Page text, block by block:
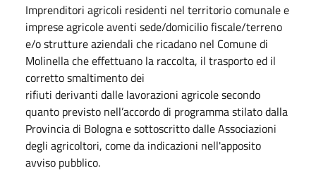
Imprenditori agricoli residenti nel territorio comunale e
imprese agricole aventi sede/domicilio fiscale/terreno
e/o strutture aziendali che ricadano nel Comune di
Molinella che effettuano la raccolta, il trasporto ed il
corretto smaltimento dei
rifiuti derivanti dalle lavorazioni agricole secondo
quanto previsto nell’accordo di programma stilato dalla
Provincia di Bologna e sottoscritto dalle Associazioni
degli agricoltori, come da indicazioni nell'apposito
avviso pubblico.